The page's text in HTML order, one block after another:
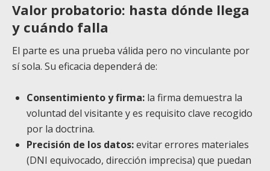
Valor probatorio: hasta dónde llega
y cuándo falla
El parte es una prueba válida pero no vinculante por
sí sola. Su eficacia dependerá de:
Consentimiento y firma: la firma demuestra la
voluntad del visitante y es requisito clave recogido
por la doctrina.
Precisión de los datos:evitar errores materiales
(DNI equivocado, dirección imprecisa) que puedan